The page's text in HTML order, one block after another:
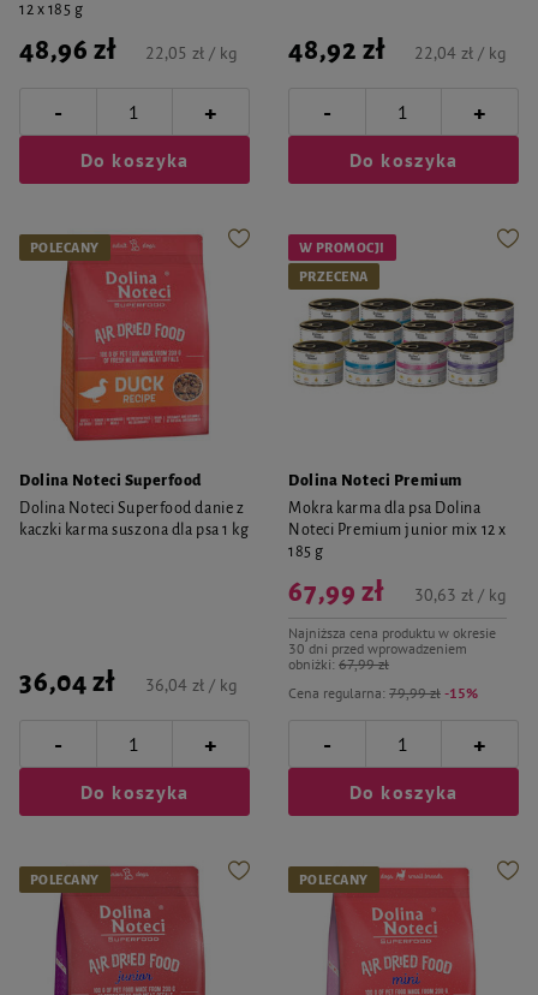
12 x 185 g
48,96 zł 22,05 zł / kg
- +
Do koszyka
48,92 zł 22,04 zł / kg
- +
Do koszyka
POLECANY
Dolina Noteci Superfood
Dolina Noteci Superfood danie z
kaczki karma suszona dla psa 1 kg
36,04 zł 36,04 zł / kg
- +
Do koszyka
W PROMOCJI
PRZECENA
Dolina Noteci Premium
Mokra karma dla psa Dolina
Noteci Premium junior mix 12 x
185 g
Cena regularna: 79,99 zł -15%
67,99 zł
Najniższa cena produktu w okresie
30 dni przed wprowadzeniem
obniżki: 67,99 zł
30,63 zł / kg
- +
Do koszyka
POLECANY POLECANY